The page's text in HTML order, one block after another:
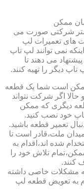
ممکن
شرکتی صورت می
های تعمیرات لپ
نمی توانند لپ تاپ
می دهند تا
دیگر را تهیه کنند.
ممکن است شما یک قطعه
اگر شرکت نتواند
دیگری که ممکن
خود نصب کنید.
تعمیر قطعه باشید.
ملت،قادر است تا
شده اند،اقدام به
تلاش خود را
کنند.
مشکلات خاصی داشته
به تعویض قطعه لپ